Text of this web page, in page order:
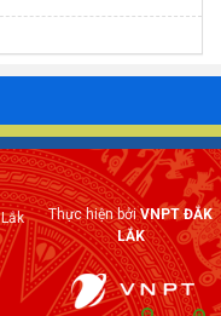
Thực hiện bởiVNPT ĐẮK
LẮK